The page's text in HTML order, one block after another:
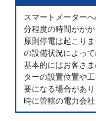
スマートメーター
分程度の時間がかか
原則停電は起こり
の設備状況によっ
基本的にはお客さ
ターの設置位置や
要になる場合があ
時に管轄の電力会